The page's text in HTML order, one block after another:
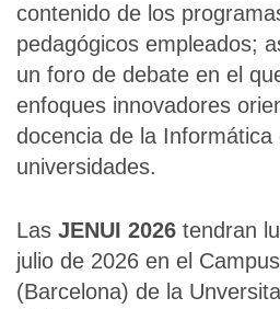
contenido de los
pedagógicos empleados;
un foro de debate en el
enfoques innovadores
docencia de la Informática
universidades.
Las JENUI 2026 tendran
julio de 2026 en el
(Barcelona) de la